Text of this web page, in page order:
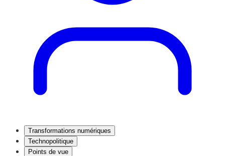
Transformations numériques
Technopolitique
Points de vue